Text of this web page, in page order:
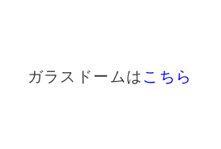
ガラスドームはこちら